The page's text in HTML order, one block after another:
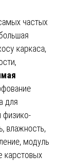
частых
каркаса,
для
физико-
влажность,
модуль
карстовых